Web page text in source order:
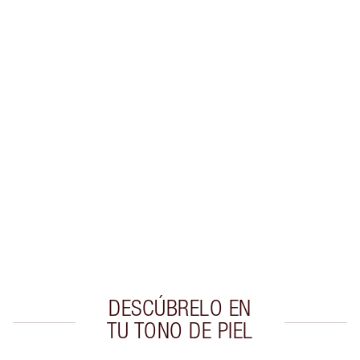
DESCÚBRELO EN
TU TONO DE PIEL